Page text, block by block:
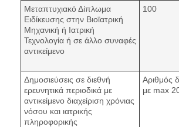
Μεταπτυχιακό Δίπλωμα
Ειδίκευσης στην Βιοϊατρική
Μηχανική ή Ιατρική
Τεχνολογία ή σε άλλο συναφές
αντικείμενο
100
Δημοσιεύσεις σε διεθνή
ερευνητικά περιοδικά με
αντικείμενο διαχείριση χρόνιας
νόσου και ιατρικής
πληροφορικής
Αριθμός
με max